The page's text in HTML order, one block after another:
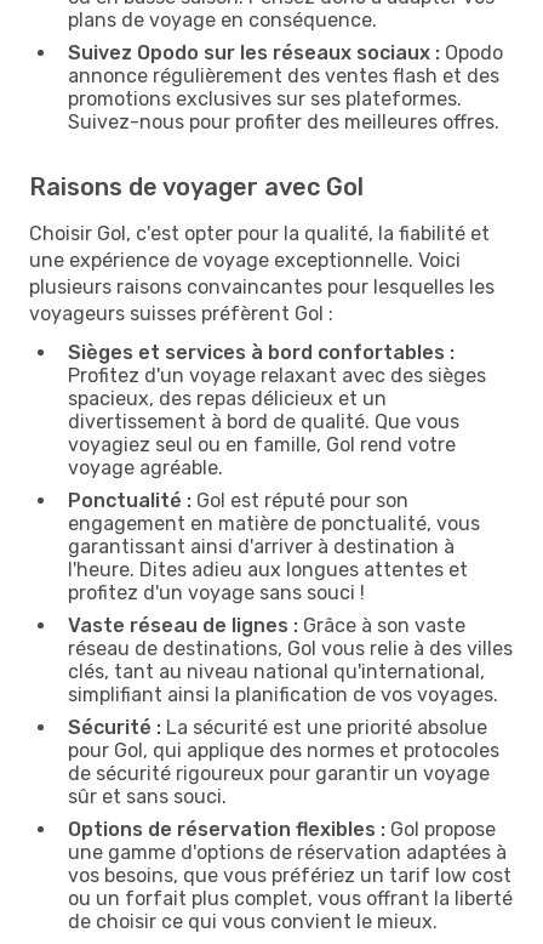
plans de voyage en conséquence.
Suivez Opodo sur les réseaux sociaux : Opodo
annonce régulièrement des ventes flash et des
promotions exclusives sur ses plateformes.
Suivez-nous pour profiter des meilleures offres.
Raisons de voyager avec Gol
Choisir Gol, c'est opter pour la qualité, la fiabilité et
une expérience de voyage exceptionnelle. Voici
plusieurs raisons convaincantes pour lesquelles les
voyageurs suisses préfèrent Gol :
Sièges et services à bord confortables :
Profitez d'un voyage relaxant avec des sièges
spacieux, des repas délicieux et un
divertissement à bord de qualité. Que vous
voyagiez seul ou en famille, Gol rend votre
voyage agréable.
Ponctualité : Gol est réputé pour son
engagement en matière de ponctualité, vous
garantissant ainsi d'arriver à destination à
l'heure. Dites adieu aux longues attentes et
profitez d'un voyage sans souci !
Vaste réseau de lignes : Grâce à son vaste
réseau de destinations, Gol vous relie à des villes
clés, tant au niveau national qu'international,
simplifiant ainsi la planification de vos voyages.
Sécurité : La sécurité est une priorité absolue
pour Gol, qui applique des normes et protocoles
de sécurité rigoureux pour garantir un voyage
sûr et sans souci.
Options de réservation flexibles : Gol propose
une gamme d'options de réservation adaptées à
vos besoins, que vous préfériez un tarif low cost
ou un forfait plus complet, vous offrant la liberté
de choisir ce qui vous convient le mieux.